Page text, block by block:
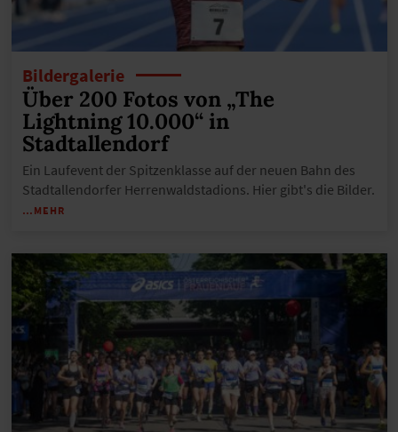
Bildergalerie
Über 200 Fotos von „The
Lightning 10.000“ in
Stadtallendorf
Ein Laufevent der Spitzenklasse auf der neuen Bahn des
Stadtallendorfer Herrenwaldstadions. Hier gibt's die Bilder.
…MEHR